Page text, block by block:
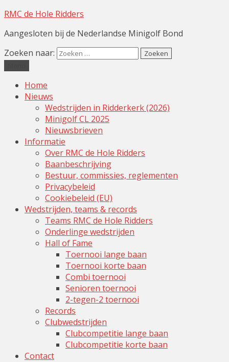
RMC de Hole Ridders
Aangesloten bij de Nederlandse Minigolf Bond
Zoeken naar:
Home
Nieuws
Wedstrijden in Ridderkerk (2026)
Minigolf CL 2025
Nieuwsbrieven
Informatie
Over RMC de Hole Ridders
Baanbeschrijving
Bestuur, commissies, reglementen
Privacybeleid
Cookiebeleid (EU)
Wedstrijden, teams & records
Teams RMC de Hole Ridders
Onderlinge wedstrijden
Hall of Fame
Toernooi lange baan
Toernooi korte baan
Combi toernooi
Senioren toernooi
2-tegen-2 toernooi
Records
Clubwedstrijden
Clubcompetitie lange baan
Clubcompetitie korte baan
Contact